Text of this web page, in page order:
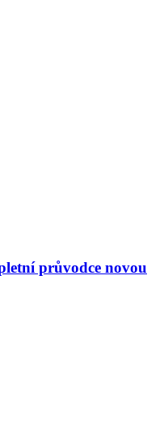
průvodce novou